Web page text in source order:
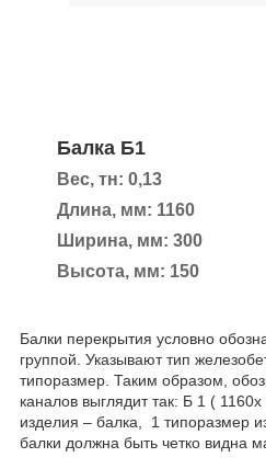
Балка Б1
Вес, тн: 0,13
Длина, мм: 1160
Ширина, мм: 300
Высота, мм: 150
Балки перекрытия условно
группой. Указывают тип
типоразмер. Таким образом,
каналов выглядит так: Б 1 (
изделия – балка, 1 типоразмер
балки должна быть четко видна